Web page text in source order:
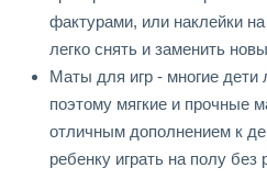
фактурами, или наклейки
легко снять и заменить
Маты для игр - многие дети
поэтому мягкие и прочные
отличным дополнением к
ребенку играть на полу без